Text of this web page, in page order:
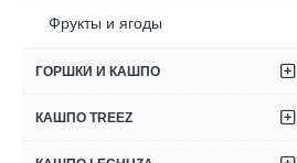
Фрукты и ягоды
ГОРШКИ И КАШПО
КАШПО TREEZ